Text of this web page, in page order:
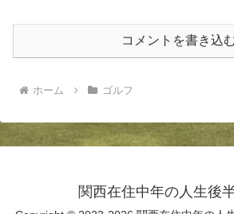
コメントを書き込
ホーム ゴルフ
関西在住中年の人生後